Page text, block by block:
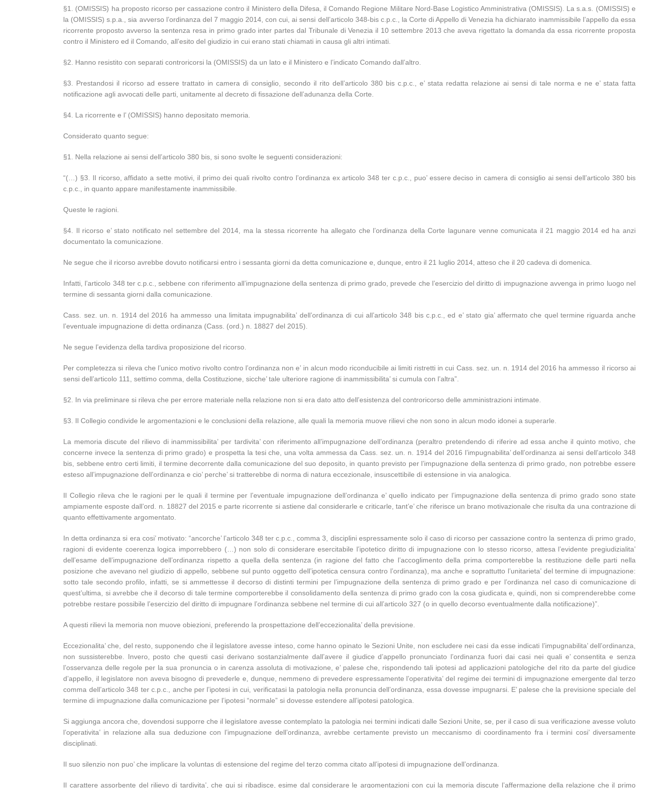
§1. (OMISSIS) ha proposto ricorso per cassazione contro il Ministero della Difesa, il Comando Regione Militare Nord-Base Logistico Amministrativa (OMISSIS). La s.a.s. (OMISSIS) e
la (OMISSIS) s.p.a., sia avverso l’ordinanza del 7 maggio 2014, con cui, ai sensi dell’articolo 348-bis c.p.c., la Corte di Appello di Venezia ha dichiarato inammissibile l’appello da essa
ricorrente proposto avverso la sentenza resa in primo grado inter partes dal Tribunale di Venezia il 10 settembre 2013 che aveva rigettato la domanda da essa ricorrente proposta
contro il Ministero ed il Comando, all’esito del giudizio in cui erano stati chiamati in causa gli altri intimati.
§2. Hanno resistito con separati controricorsi la (OMISSIS) da un lato e il Ministero e l’indicato Comando dall’altro.
§3. Prestandosi il ricorso ad essere trattato in camera di consiglio, secondo il rito dell’articolo 380 bis c.p.c., e’ stata redatta relazione ai sensi di tale norma e ne e’ stata fatta
notificazione agli avvocati delle parti, unitamente al decreto di fissazione dell’adunanza della Corte.
§4. La ricorrente e l’ (OMISSIS) hanno depositato memoria.
Considerato quanto segue:
§1. Nella relazione ai sensi dell’articolo 380 bis, si sono svolte le seguenti considerazioni:
“(…) §3. Il ricorso, affidato a sette motivi, il primo dei quali rivolto contro l’ordinanza ex articolo 348 ter c.p.c., puo’ essere deciso in camera di consiglio ai sensi dell’articolo 380 bis
c.p.c., in quanto appare manifestamente inammissibile.
Queste le ragioni.
§4. Il ricorso e’ stato notificato nel settembre del 2014, ma la stessa ricorrente ha allegato che l’ordinanza della Corte lagunare venne comunicata il 21 maggio 2014 ed ha anzi
documentato la comunicazione.
Ne segue che il ricorso avrebbe dovuto notificarsi entro i sessanta giorni da detta comunicazione e, dunque, entro il 21 luglio 2014, atteso che il 20 cadeva di domenica.
Infatti, l’articolo 348 ter c.p.c., sebbene con riferimento all’impugnazione della sentenza di primo grado, prevede che l’esercizio del diritto di impugnazione avvenga in primo luogo nel
termine di sessanta giorni dalla comunicazione.
Cass. sez. un. n. 1914 del 2016 ha ammesso una limitata impugnabilita’ dell’ordinanza di cui all’articolo 348 bis c.p.c., ed e’ stato gia’ affermato che quel termine riguarda anche
l’eventuale impugnazione di detta ordinanza (Cass. (ord.) n. 18827 del 2015).
Ne segue l’evidenza della tardiva proposizione del ricorso.
Per completezza si rileva che l’unico motivo rivolto contro l’ordinanza non e’ in alcun modo riconducibile ai limiti ristretti in cui Cass. sez. un. n. 1914 del 2016 ha ammesso il ricorso ai
sensi dell’articolo 111, settimo comma, della Costituzione, sicche’ tale ulteriore ragione di inammissibilita’ si cumula con l’altra”.
§2. In via preliminare si rileva che per errore materiale nella relazione non si era dato atto dell’esistenza del controricorso delle amministrazioni intimate.
§3. Il Collegio condivide le argomentazioni e le conclusioni della relazione, alle quali la memoria muove rilievi che non sono in alcun modo idonei a superarle.
La memoria discute del rilievo di inammissibilita’ per tardivita’ con riferimento all’impugnazione dell’ordinanza (peraltro pretendendo di riferire ad essa anche il quinto motivo, che
concerne invece la sentenza di primo grado) e prospetta la tesi che, una volta ammessa da Cass. sez. un. n. 1914 del 2016 l’impugnabilita’ dell’ordinanza ai sensi dell’articolo 348
bis, sebbene entro certi limiti, il termine decorrente dalla comunicazione del suo deposito, in quanto previsto per l’impugnazione della sentenza di primo grado, non potrebbe essere
esteso all’impugnazione dell’ordinanza e cio’ perche’ si tratterebbe di norma di natura eccezionale, insuscettibile di estensione in via analogica.
Il Collegio rileva che le ragioni per le quali il termine per l’eventuale impugnazione dell’ordinanza e’ quello indicato per l’impugnazione della sentenza di primo grado sono state
ampiamente esposte dall’ord. n. 18827 del 2015 e parte ricorrente si astiene dal considerarle e criticarle, tant’e’ che riferisce un brano motivazionale che risulta da una contrazione di
quanto effettivamente argomentato.
In detta ordinanza si era cosi’ motivato: “ancorche’ l’articolo 348 ter c.p.c., comma 3, disciplini espressamente solo il caso di ricorso per cassazione contro la sentenza di primo grado,
ragioni di evidente coerenza logica imporrebbero (…) non solo di considerare esercitabile l’ipotetico diritto di impugnazione con lo stesso ricorso, attesa l’evidente pregiudizialita’
dell’esame dell’impugnazione dell’ordinanza rispetto a quella della sentenza (in ragione del fatto che l’accoglimento della prima comporterebbe la restituzione delle parti nella
posizione che avevano nel giudizio di appello, sebbene sul punto oggetto dell’ipotetica censura contro l’ordinanza), ma anche e soprattutto l’unitarieta’ del termine di impugnazione:
sotto tale secondo profilo, infatti, se si ammettesse il decorso di distinti termini per l’impugnazione della sentenza di primo grado e per l’ordinanza nel caso di comunicazione di
quest’ultima, si avrebbe che il decorso di tale termine comporterebbe il consolidamento della sentenza di primo grado con la cosa giudicata e, quindi, non si comprenderebbe come
potrebbe restare possibile l’esercizio del diritto di impugnare l’ordinanza sebbene nel termine di cui all’articolo 327 (o in quello decorso eventualmente dalla notificazione)”.
A questi rilievi la memoria non muove obiezioni, preferendo la prospettazione dell’eccezionalita’ della previsione.
Eccezionalita’ che, del resto, supponendo che il legislatore avesse inteso, come hanno opinato le Sezioni Unite, non escludere nei casi da esse indicati l’impugnabilita’ dell’ordinanza,
non sussisterebbe. Invero, posto che questi casi derivano sostanzialmente dall’avere il giudice d’appello pronunciato l’ordinanza fuori dai casi nei quali e’ consentita e senza
l’osservanza delle regole per la sua pronuncia o in carenza assoluta di motivazione, e’ palese che, rispondendo tali ipotesi ad applicazioni patologiche del rito da parte del giudice
d’appello, il legislatore non aveva bisogno di prevederle e, dunque, nemmeno di prevedere espressamente l’operativita’ del regime dei termini di impugnazione emergente dal terzo
comma dell’articolo 348 ter c.p.c., anche per l’ipotesi in cui, verificatasi la patologia nella pronuncia dell’ordinanza, essa dovesse impugnarsi. E’ palese che la previsione speciale del
termine di impugnazione dalla comunicazione per l’ipotesi “normale” si dovesse estendere all’ipotesi patologica.
Si aggiunga ancora che, dovendosi supporre che il legislatore avesse contemplato la patologia nei termini indicati dalle Sezioni Unite, se, per il caso di sua verificazione avesse voluto
l’operativita’ in relazione alla sua deduzione con l’impugnazione dell’ordinanza, avrebbe certamente previsto un meccanismo di coordinamento fra i termini cosi’ diversamente
disciplinati.
Il suo silenzio non puo’ che implicare la voluntas di estensione del regime del terzo comma citato all’ipotesi di impugnazione dell’ordinanza.
Il carattere assorbente del rilievo di tardivita’, che qui si ribadisce, esime dal considerare le argomentazioni con cui la memoria discute l’affermazione della relazione che il primo